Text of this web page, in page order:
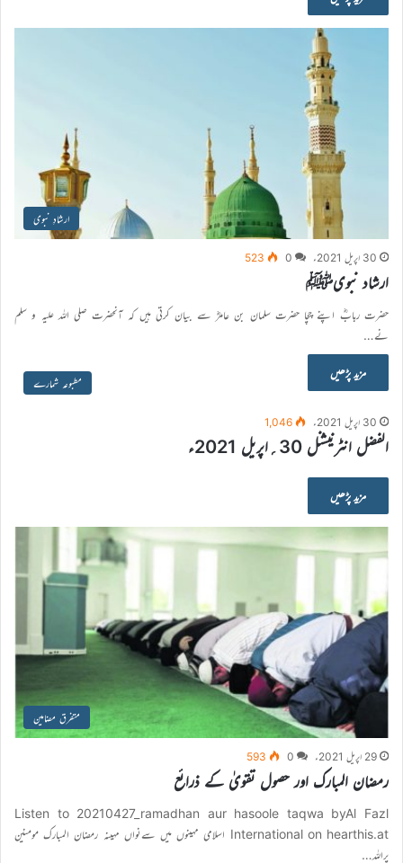
ارشادِ نبوی
30 اپریل 2021ء 0
523
ارشاد نبویﷺ
حضرت ربابؓ اپنے چچا حضرت سلمان بن عامرؓ سے بیان کرتی ہیں کہ آنحضرت صلی اللہ علیہ و سلم
نے…
مزید پڑھیں
مطبوعہ شمارے
30 اپریل 2021ء 1,046
الفضل انٹرنیشنل 30؍اپریل 2021ء
مزید پڑھیں
متفرق مضامین
29 اپریل 2021ء 0
593
رمضان المبارک اور حصول تقویٰ کے ذرائع
Listen to 20210427_ramadhan aur hasoole taqwa byAl Fazl
International on hearthis.at اسلامى مہىنوں مىں سےنواں مہىنہ رمضان المبارک مومنىن
پراللہ…